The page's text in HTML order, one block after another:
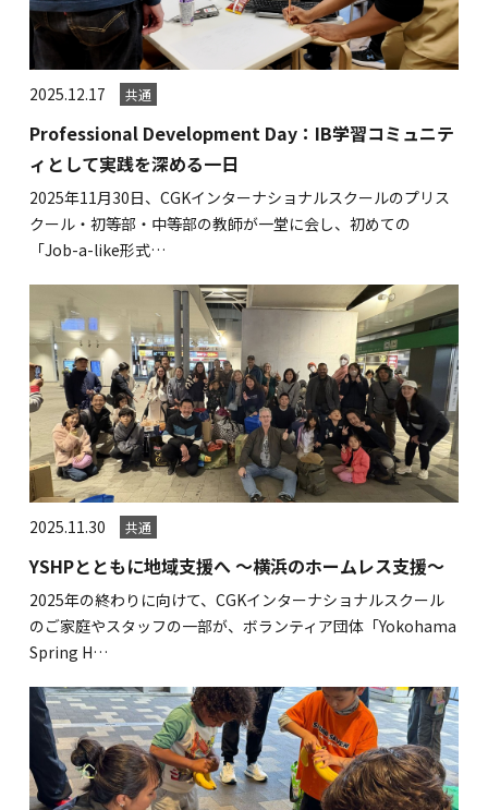
2025.12.17 共通
Professional Development Day：IB学習コミュニテ
ィとして実践を深める一日
2025年11月30日、CGKインターナショナルスクールのプリス
クール・初等部・中等部の教師が一堂に会し、初めての
「Job-a-like形式…
2025.11.30 共通
YSHPとともに地域支援へ ～横浜のホームレス支援～
2025年の終わりに向けて、CGKインターナショナルスクール
のご家庭やスタッフの一部が、ボランティア団体「Yokohama
Spring H…